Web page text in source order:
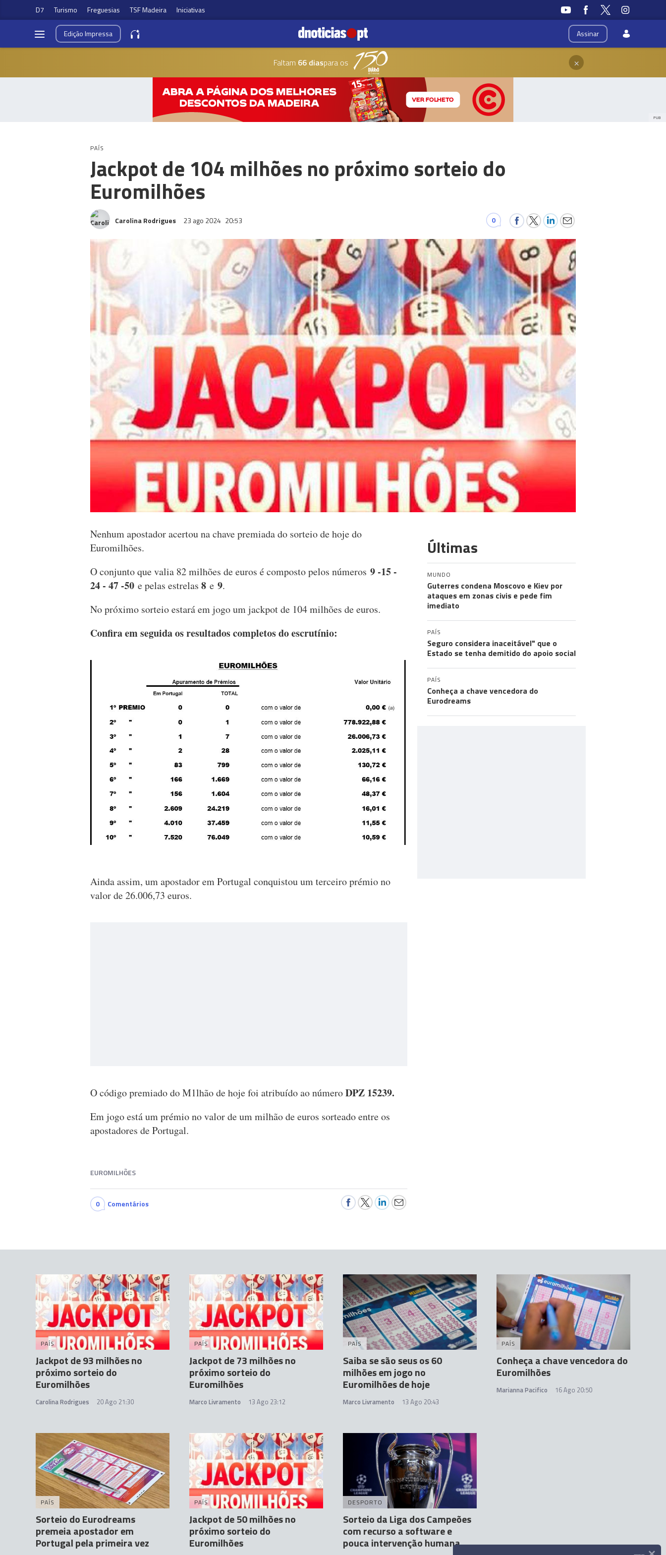
D7 Turismo Freguesias TSF Madeira Iniciativas
Assinar
EdiçãoImpressa
Faltam 66 diaspara os ×
PUB
PAÍS
Jackpot de 104 milhões no próximo sorteio do
Euromilhões
Carolina Rodrigues 23 ago 2024 20:53 0
Nenhum apostador acertou na chave premiada do sorteio de hoje do
Euromilhões.
O conjunto que valia 82 milhões de euros é composto pelos números 9 -15 -
24 - 47 -50 e pelas estrelas 8 e 9.
No próximo sorteio estará em jogo um jackpot de 104 milhões de euros.
Confira em seguida os resultados completos do escrutínio:
Ainda assim, um apostador em Portugal conquistou um terceiro prémio no
valor de 26.006,73 euros.
O código premiado do M1lhão de hoje foi atribuído ao númeroDPZ 15239.
Em jogo está um prémio no valor de um milhão de euros sorteado entre os
apostadores de Portugal.
EUROMILHÕES
0 Comentários
Últimas
MUNDO
Guterres condena Moscovo e Kiev por
ataques em zonas civis e pede fim
imediato
PAÍS
Seguro considera inaceitável" que o
Estado se tenha demitido do apoio social
PAÍS
Conheça a chave vencedora do
Eurodreams
PAÍS
Jackpot de 93 milhões no
próximo sorteio do
Euromilhões
Carolina Rodrigues 20 Ago 21:30
PAÍS
Jackpot de 73 milhões no
próximo sorteio do
Euromilhões
Marco Livramento 13 Ago 23:12
PAÍS
Saiba se são seus os 60
milhões em jogo no
Euromilhões de hoje
Marco Livramento 13 Ago 20:43
PAÍS
Conheça a chave vencedora do
Euromilhões
Marianna Pacifico 16 Ago 20:50
PAÍS
Sorteio do Eurodreams
premeia apostador em
Portugal pela primeira vez
PAÍS
Jackpot de 50 milhões no
próximo sorteio do
Euromilhões
DESPORTO
Sorteio da Liga dos Campeões
com recurso a software e
pouca intervenção humana